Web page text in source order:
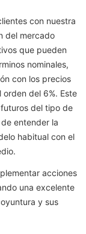
con nuestra
del mercado
que pueden
nominales,
con los precios
del 6%. Este
del tipo de
entender la
habitual con el
acciones
una excelente
y sus